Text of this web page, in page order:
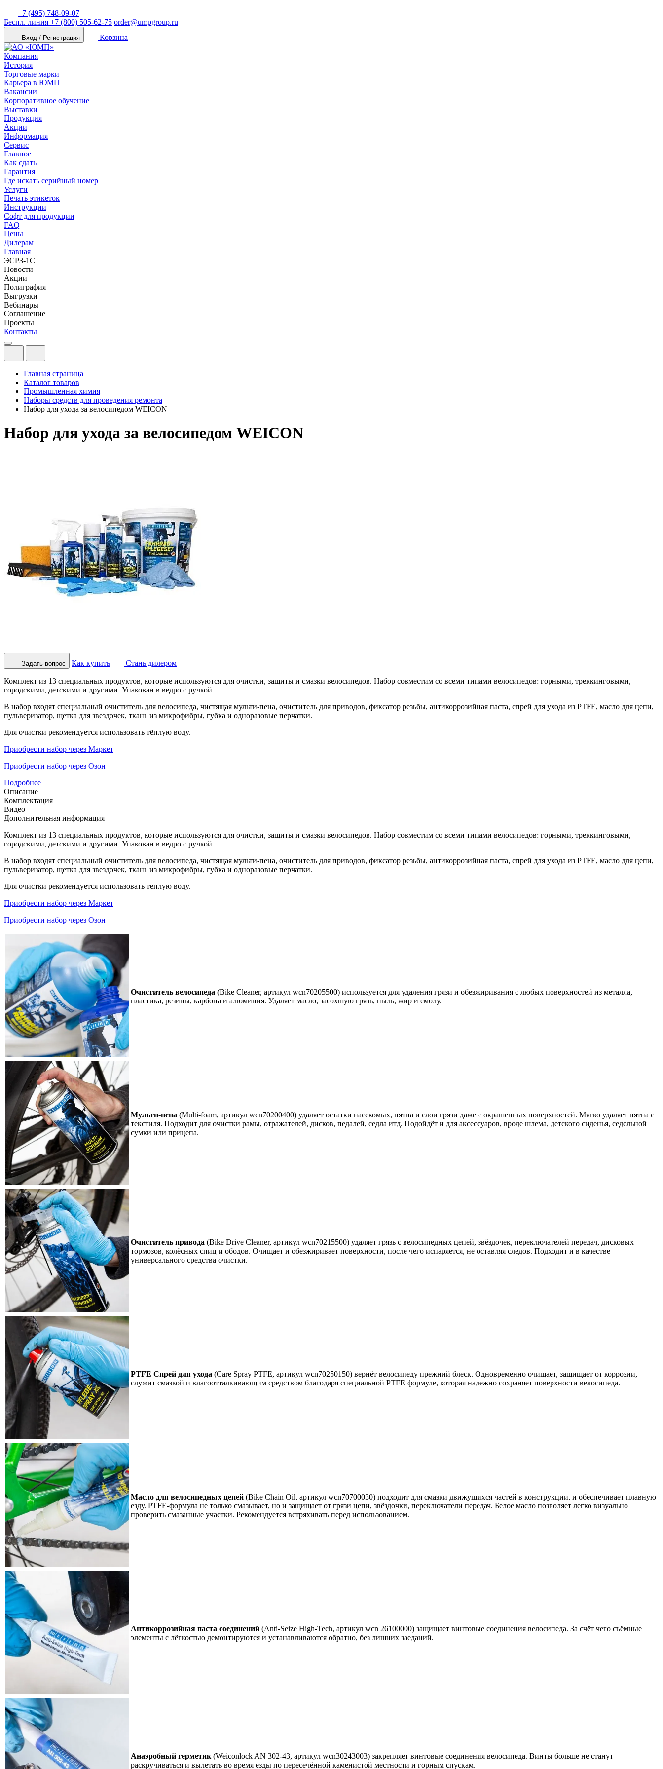
+7 (495) 748-09-07
Беспл. линия +7 (800) 505-62-75 order@umpgroup.ru
Вход / Регистрация Корзина
Компания
История
Торговые марки
Карьера в ЮМП
Вакансии
Корпоративное обучение
Выставки
Продукция
Акции
Информация
Сервис
Главное
Как сдать
Гарантия
Где искать серийный номер
Услуги
Печать этикеток
Инструкции
Софт для продукции
FAQ
Цены
Дилерам
Главная
ЭСРЗ-1С
Новости
Акции
Полиграфия
Выгрузки
Вебинары
Соглашение
Проекты
Контакты
Главная страница
Каталог товаров
Промышленная химия
Наборы средств для проведения ремонта
Набор для ухода за велосипедом WEICON
Набор для ухода за велосипедом WEICON
Задать вопрос Как купить Стань дилером
Комплект из 13 специальных продуктов, которые используются для очистки, защиты и смазки велосипедов. Набор совместим со всеми типами велосипедов: горными, треккинговыми,
городскими, детскими и другими. Упакован в ведро с ручкой.
В набор входят специальный очиститель для велосипеда, чистящая мульти-пена, очиститель для приводов, фиксатор резьбы, антикоррозийная паста, спрей для ухода из PTFE, масло для цепи,
пульверизатор, щетка для звездочек, ткань из микрофибры, губка и одноразовые перчатки.
Для очистки рекомендуется использовать тёплую воду.
Приобрести набор через Маркет
Приобрести набор через Озон
Подробнее
Описание
Комплектация
Видео
Дополнительная информация
Комплект из 13 специальных продуктов, которые используются для очистки, защиты и смазки велосипедов. Набор совместим со всеми типами велосипедов: горными, треккинговыми,
городскими, детскими и другими. Упакован в ведро с ручкой.
В набор входят специальный очиститель для велосипеда, чистящая мульти-пена, очиститель для приводов, фиксатор резьбы, антикоррозийная паста, спрей для ухода из PTFE, масло для цепи,
пульверизатор, щетка для звездочек, ткань из микрофибры, губка и одноразовые перчатки.
Для очистки рекомендуется использовать тёплую воду.
Приобрести набор через Маркет
Приобрести набор через Озон
Очиститель велосипеда (Bike Cleaner, артикул wcn70205500) используется для удаления грязи и обезжиривания с любых поверхностей из металла,
пластика, резины, карбона и алюминия. Удаляет масло, засохшую грязь, пыль, жир и смолу.
Мульти-пена (Multi-foam, артикул wcn70200400) удаляет остатки насекомых, пятна и слои грязи даже с окрашенных поверхностей. Мягко удаляет пятна с
текстиля. Подходит для очистки рамы, отражателей, дисков, педалей, седла итд. Подойдёт и для аксессуаров, вроде шлема, детского сиденья, седельной
сумки или прицепа.
Очиститель привода (Bike Drive Cleaner, артикул wcn70215500) удаляет грязь с велосипедных цепей, звёздочек, переключателей передач, дисковых
тормозов, колёсных спиц и ободов. Очищает и обезжиривает поверхности, после чего испаряется, не оставляя следов. Подходит и в качестве
универсального средства очистки.
PTFE Спрей для ухода (Care Spray PTFE, артикул wcn70250150) вернёт велосипеду прежний блеск. Одновременно очищает, защищает от коррозии,
служит смазкой и влагоотталкивающим средством благодаря специальной PTFE-формуле, которая надежно сохраняет поверхности велосипеда.
Масло для велосипедных цепей (Bike Chain Oil, артикул wcn70700030) подходит для смазки движущихся частей в конструкции, и обеспечивает плавную
езду. PTFE-формула не только смазывает, но и защищает от грязи цепи, звёздочки, переключатели передач. Белое масло позволяет легко визуально
проверить смазанные участки. Рекомендуется встряхивать перед использованием.
Антикоррозийная паста соединений (Anti-Seize High-Tech, артикул wcn 26100000) защищает винтовые соединения велосипеда. За счёт чего съёмные
элементы с лёгкостью демонтируются и устанавливаются обратно, без лишних заеданий.
Анаэробный герметик (Weiconlock AN 302-43, артикул wcn30243003) закрепляет винтовые соединения велосипеда. Винты больше не станут
раскручиваться и вылетать во время езды по пересечённой каменистой местности и горным спускам.